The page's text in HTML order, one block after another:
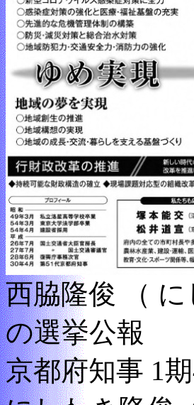
西脇隆俊 （
の選挙公報
京都府知事 1